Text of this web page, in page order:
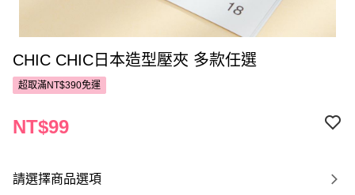
CHIC CHIC日本造型壓夾 多款任選
超取滿NT$390免運
NT$99
請選擇商品選項